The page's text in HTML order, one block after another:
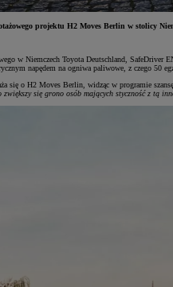
projektu H2 Moves Berlin w stolicy
w Niemczech Toyota Deutschland,
napędem na ogniwa paliwowe, z czego
się o H2 Moves Berlin, widząc w programie
się grono osób mających styczność z tą